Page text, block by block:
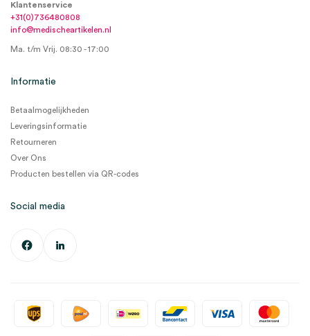
Klantenservice
+31(0)736480808
info@medischeartikelen.nl
Ma. t/m Vrij. 08:30 - 17:00
Informatie
Betaalmogelijkheden
Leveringsinformatie
Retourneren
Over Ons
Producten bestellen via QR-codes
Social media